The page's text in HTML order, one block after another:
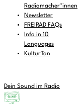
Radiomacher*innen
Newsletter
FREIRAD FAQs
Info in 10
Languages
KulturTon
Dein Sound im Radio